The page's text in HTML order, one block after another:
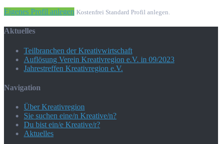
Eigenes Profil anlegen Kostenfrei Standard Profil anlegen.
Aktuelles
Teilbranchen der Kreativwirtschaft
Auflösung Verein Kreativregion e.V. in 09/2023
Jahrestreffen Kreativregion e.V.
Navigation
Über Kreativregion
Sie suchen eine/n Kreative/n?
Du bist ein/e Kreative/r?
Aktuelles